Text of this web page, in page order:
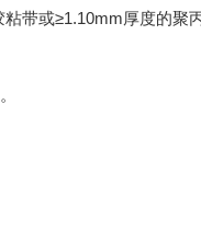
带或≥1.10mm厚度的聚